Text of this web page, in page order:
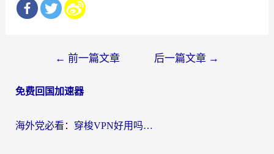
导
← 前一篇文章 后一篇文章 →
免费回国加速器
海外党必看：穿梭VPN好用吗？和云帆VPN对比哪个回国效果更好？附真实测评+避坑指南